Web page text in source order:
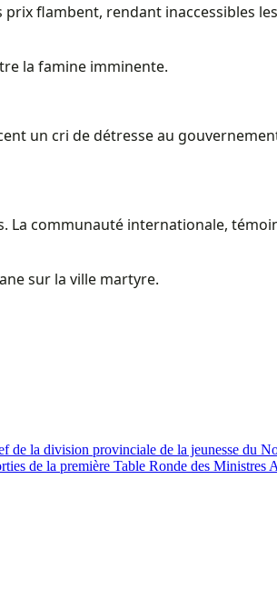
flambent, rendant inaccessibles
la famine imminente.
un cri de détresse au
communauté internationale,
sur la ville martyre.
la division provinciale de la jeunesse du
de la première Table Ronde des Ministres